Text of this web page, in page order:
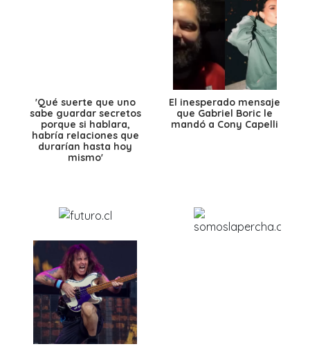
'Qué suerte que uno
sabe guardar secretos
porque si hablara,
habría relaciones que
durarían hasta hoy
mismo'
El inesperado mensaje
que Gabriel Boric le
mandó a Cony Capelli